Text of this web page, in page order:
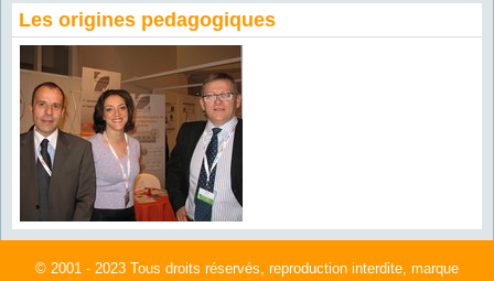
Les origines pedagogiques
© 2001 - 2023 Tous droits réservés, reproduction interdite, marque